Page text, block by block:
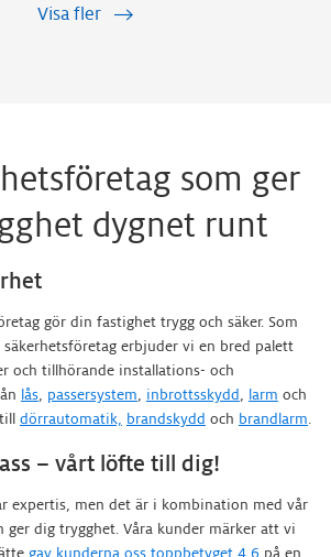
Visa fler
som ger
dygnet runt
gör din fastighet trygg och säker. Som
säkerhetsföretag erbjuder vi en bred palett
och tillhörande installations- och
lås, passersystem, inbrottsskydd, larm och
dörrautomatik, brandskydd och brandlarm.
– vårt löfte till dig!
expertis, men det är i kombination med vår
ger dig trygghet. Våra kunder märker att vi
gav kunderna oss toppbetyget 4,6på en